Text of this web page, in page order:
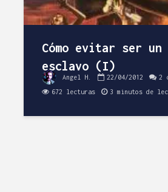
Cómo evitar ser
esclavo (I)
Angel H. 22/04/2012 2
672 lecturas 3 minutos de